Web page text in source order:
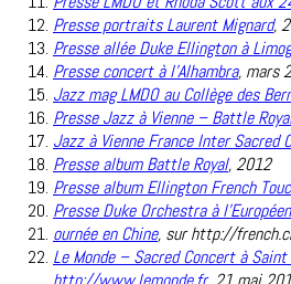
Presse portraits Laurent Mignard,
Presse allée Duke Ellington à
Presse concert à l’Alhambra, mars
Jazz mag LMDO au Collège des
Presse Jazz à Vienne – Battle
Jazz à Vienne France Inter
Presse album Battle Royal,2012
Presse album Ellington French
Presse Duke Orchestra à l’Européen
ournée en Chine, sur http://
Le Monde – Sacred Concert à